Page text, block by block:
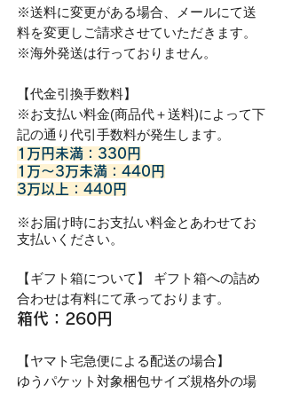
※送料に変更がある場合、メールにて送
料を変更しご請求させていただきます。
※海外発送は行っておりません。
​【代金引換手数料】
※お支払い料金(商品代＋送料)によって下
記の通り代引手数料が発生します。
1万円未満：330円
1万〜3万未満：440円
3万以上：440円
※お届け時にお支払い料金とあわせてお
支払いください。
【ギフト箱について】 ギフト箱への詰め
合わせは有料にて承っております。
箱代：260円
【ヤマト宅急便による配送の場合】
ゆうパケット対象梱包サイズ規格外の場